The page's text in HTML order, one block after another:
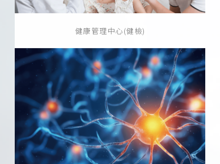
健康管理中心(健檢)